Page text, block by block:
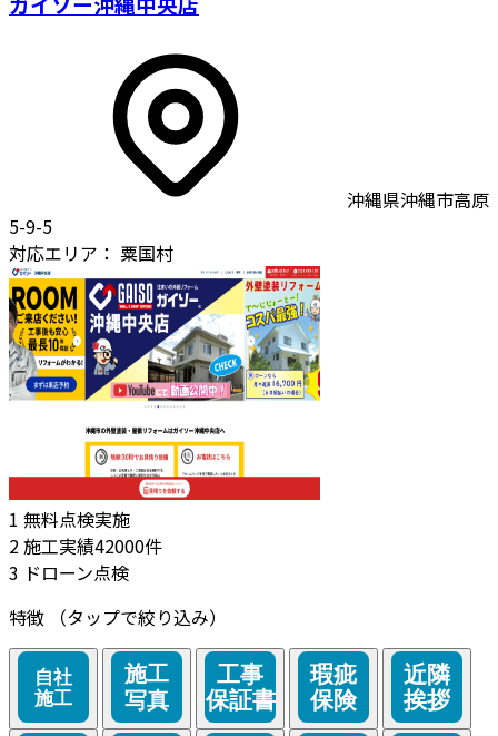
沖縄県沖縄市高原
5-9-5
対応エリア： 粟国村
1 無料点検実施
2施工実績42000件
3 ドローン点検
特徴
（タップで絞り込み）